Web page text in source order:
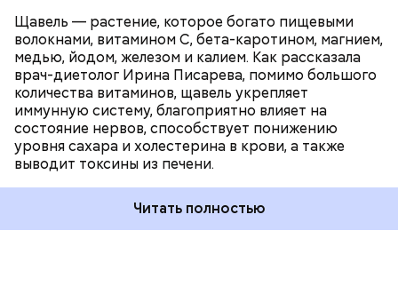
Щавель — растение, которое богато пищевыми
волокнами, витамином С, бета-каротином, магнием,
медью, йодом, железом и калием. Как рассказала
врач-диетолог Ирина Писарева, помимо большого
количества витаминов, щавель укрепляет
иммунную систему, благоприятно влияет на
состояние нервов, способствует понижению
уровня сахара и холестерина в крови, а также
выводит токсины из печени.
Читать полностью